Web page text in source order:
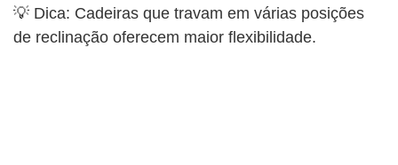
💡 Dica: Cadeiras que travam em várias posições
de reclinação oferecem maior flexibilidade.